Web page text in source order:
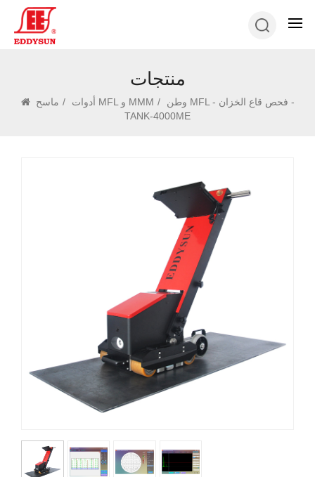
منتجات
وطن / أدوات MFL و MMM / ماسح MFL - فحص قاع الخزان -
TANK-4000ME